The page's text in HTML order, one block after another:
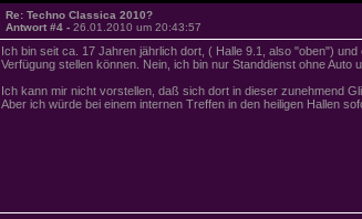
Re: Techno Classica 2010?
Antwort #4 - 26.01.2010 um 20:43:57
Ich bin seit ca. 17 Jahren jährlich dort, ( Halle 9.1, also "oben")
Verfügung stellen können. Nein, ich bin nur Standdienst ohne Auto
Ich kann mir nicht vorstellen, daß sich dort in dieser zunehmend
Aber ich würde bei einem internen Treffen in den heiligen Hallen